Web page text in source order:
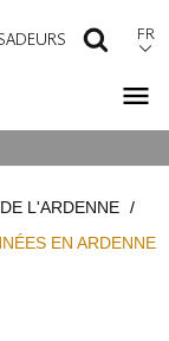
FR
L'ARDENNE
EN ARDENNE